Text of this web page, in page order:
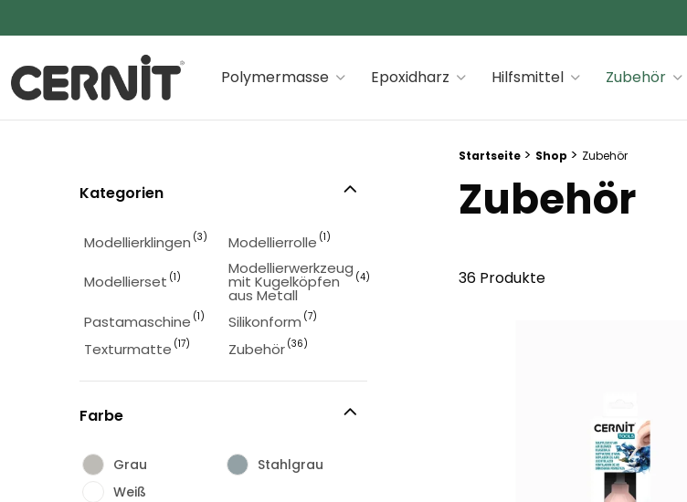
Cernit Une qualité haut de gamme pour des créations premiums
Polymermasse Epoxidharz Hilfsmittel Zubehör
Breadcrumb Trail:
Startseite > Shop > Zubehör
Zubehör
36 Produkte
Kategorien
Modellierklingen (3) Modellierrolle (1)
Modellierset (1) Modellierwerkzeug
mit Kugelköpfen
aus Metall
(4)
Pastamaschine (1) Silikonform (7)
Texturmatte (17) Zubehör (36)
Farbe
Grau
Stahlgrau
Weiß